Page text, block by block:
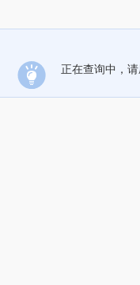
正在查询中，